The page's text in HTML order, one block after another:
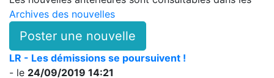
Archives des nouvelles
Poster une nouvelle
LR - Les démissions se poursuivent !
- le 24/09/2019 14:21